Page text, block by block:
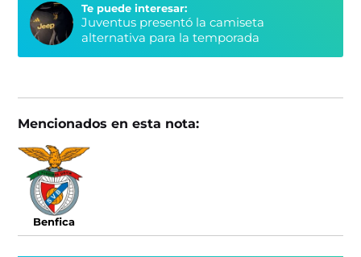
Te puede interesar:
Juventus presentó la camiseta
alternativa para la temporada
Mencionados en esta nota:
Benfica